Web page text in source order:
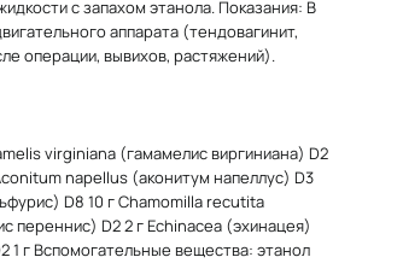
с запахом этанола. Показания: В
аппарата (тендовагинит,
операции, вывихов, растяжений).
virginiana (гамамелис виргиниана) D2
napellus (аконитум напеллус) D3
D8 10 г Chamomilla recutita
переннис) D2 2 г Echinacea (эхинацея)
1 г Вспомогательные вещества: этанол